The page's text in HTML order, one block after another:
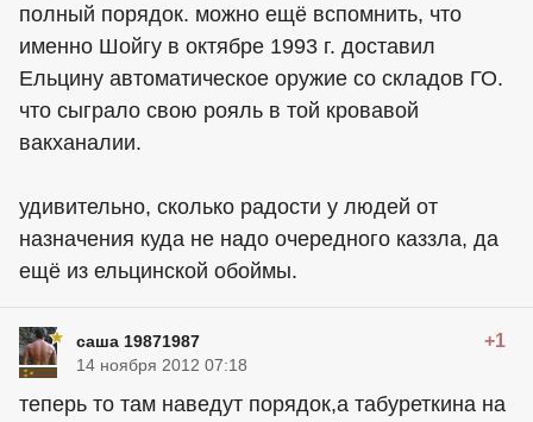
полный порядок. можно ещё вспомнить, что
именно Шойгу в октябре 1993 г. доставил
Ельцину автоматическое оружие со складов ГО.
что сыграло свою рояль в той кровавой
вакханалии.
удивительно, сколько радости у людей от
назначения куда не надо очередного каззла, да
ещё из ельцинской обоймы.
саша 19871987 +1
14 ноября 2012 07:18
теперь то там наведут порядок,а табуреткина на